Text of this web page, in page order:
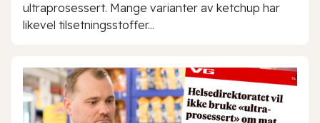
ultraprosessert. Mange varianter av ketchup har
likevel tilsetningsstoffer...